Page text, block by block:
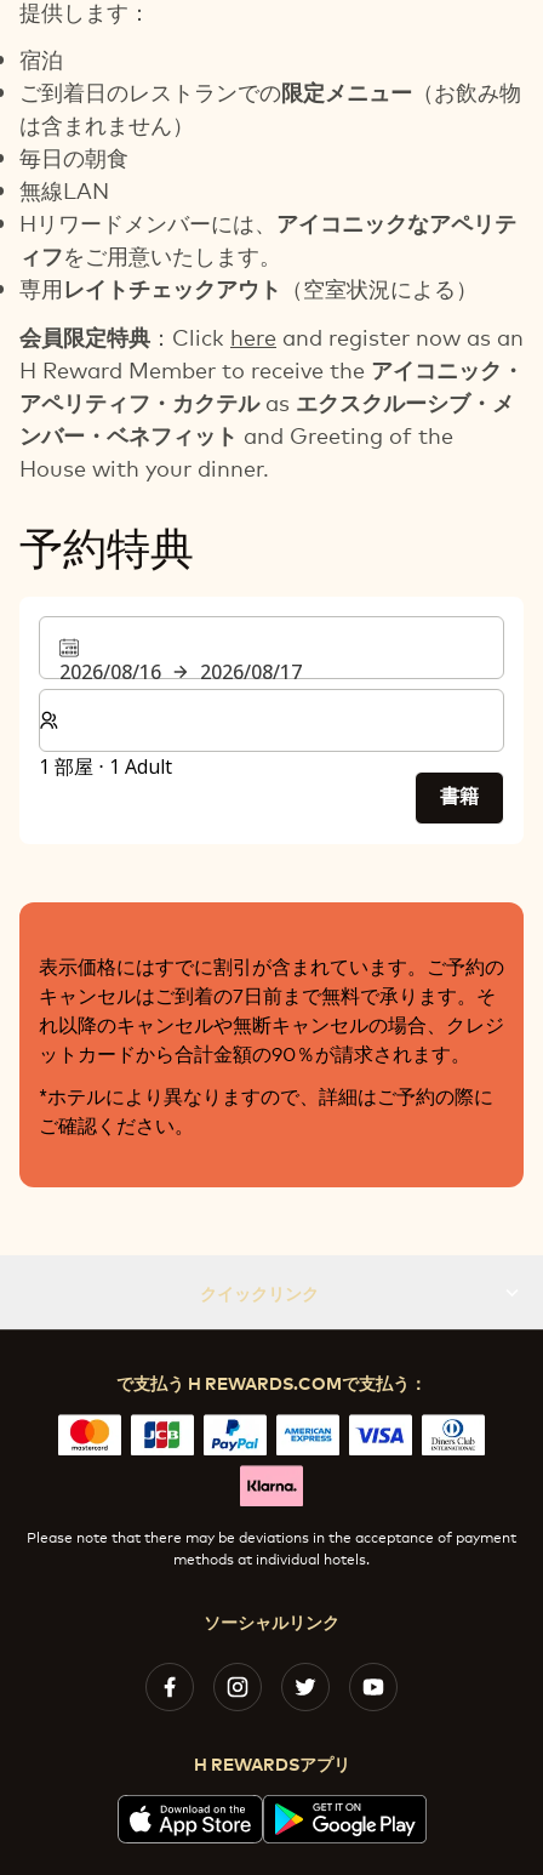
提供します：
宿泊
ご到着日のレストランでの限定メニュー （お飲み物
は含まれません）
毎日の朝食
無線LAN
Hリワードメンバーには、 アイコニックなアペリテ
ィフをご用意いたします。
専用レイトチェックアウト （空室状況による）
会員限定特典 ：Click here and register now as an
H Reward Member to receive the アイコニック・
アペリティフ・カクテルas エクスクルーシブ・メ
ンバー・ベネフィット and Greeting of the
House with your dinner.
予約特典
2026/08/16
2026/08/17
客室数と宿泊人数をお選びください。
1 部屋 ⋅ 1 Adult
書籍
表示価格にはすでに割引が含まれています。ご予約の
キャンセルはご到着の7日前まで無料で承ります。そ
れ以降のキャンセルや無断キャンセルの場合、クレジ
ットカードから合計金額の90％が請求されます。
*ホテルにより異なりますので、詳細はご予約の際に
ご確認ください。
クイックリンク
ソーシャルリンク
H REWARDSアプリ
で支払う H REWARDS.COMで支払う：
Please note that there may be deviations in the acceptance of payment
methods at individual hotels.